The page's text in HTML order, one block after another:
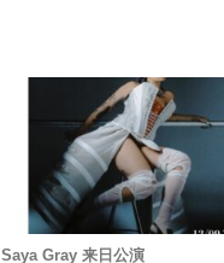
Saya Gray 来日公演